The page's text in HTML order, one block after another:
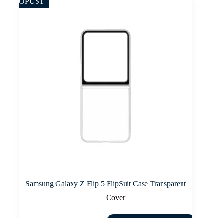
Samsung Galaxy Z Flip 5 FlipSuit Case Transparent
Cover